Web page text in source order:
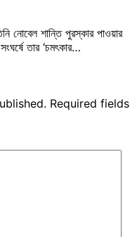
নোবেল শান্তি পুরস্কার পাওয়ার
তার ‘চমৎকার…
Required fields